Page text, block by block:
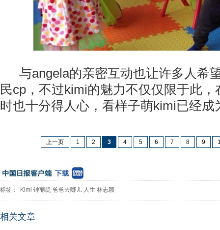
与angela的亲密互动也让许多人希
民cp，不过kimi的魅力不仅仅限于此
时也十分得人心，看样子萌kimi已经成
上一页 1 2 3 4 5 6 7 8 9
标签： Kimi 钟丽缇 爸爸去哪儿 人生 林志颖
相关文章